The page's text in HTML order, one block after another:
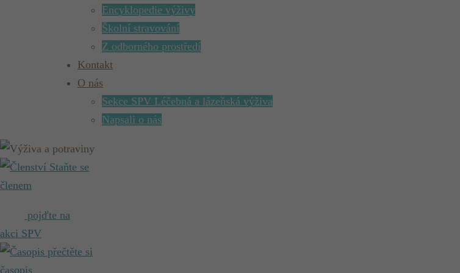
Encyklopedie výživy
Školní stravování
Z odborného prostředí
Kontakt
O nás
Sekce SPV Léčebná a lázeňská výživa
Napsali o nás
Staňte se
členem
pojďte na
akci SPV
přečtěte si
časopis